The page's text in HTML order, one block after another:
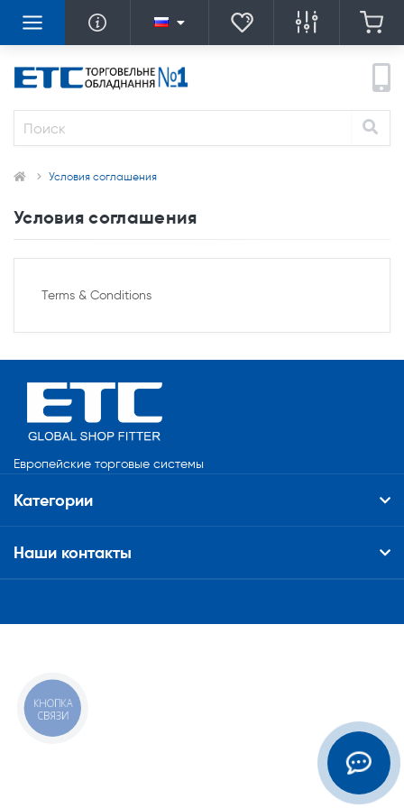
Условия соглашения
Условия соглашения
Terms & Conditions
Европейские торговые системы
Категории
Наши контакты
КНОПКА
СВЯЗИ